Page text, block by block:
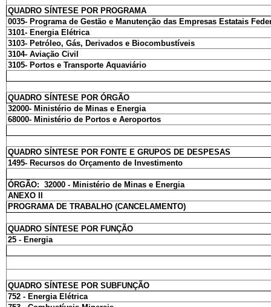
QUADRO SÍNTESE POR PROGRAMA
0035- Programa de Gestão e Manutenção das Empresas Estatais
3101- Energia Elétrica
3103- Petróleo, Gás, Derivados e Biocombustíveis
3104- Aviação Civil
3105- Portos e Transporte Aquaviário
QUADRO SÍNTESE POR ÓRGÃO
32000- Ministério de Minas e Energia
68000- Ministério de Portos e Aeroportos
QUADRO SÍNTESE POR FONTE E GRUPOS DE DESPESAS
1495- Recursos do Orçamento de Investimento
ÓRGÃO: 32000 - Ministério de Minas e Energia
ANEXO II
PROGRAMA DE TRABALHO (CANCELAMENTO)
QUADRO SÍNTESE POR FUNÇÃO
25 - Energia
QUADRO SÍNTESE POR SUBFUNÇÃO
752 - Energia Elétrica